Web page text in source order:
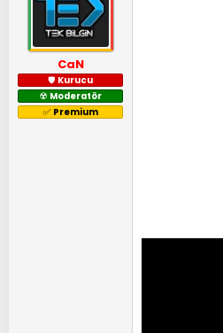
a
t
a
n
a
r
i
h
CaN
🛡 Kurucu
☢️ Moderatör
✅️ Premium